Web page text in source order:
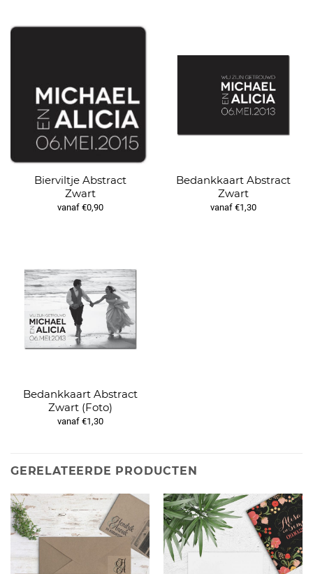
Bierviltje Abstract
Zwart
vanaf €0,90
Bedankkaart Abstract
Zwart
vanaf €1,30
Bedankkaart Abstract
Zwart (Foto)
vanaf €1,30
GERELATEERDE PRODUCTEN